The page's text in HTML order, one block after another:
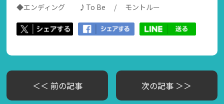
◆エンディング ♪To Be / モントルー
＜＜ 前の記事 次の記事 ＞＞